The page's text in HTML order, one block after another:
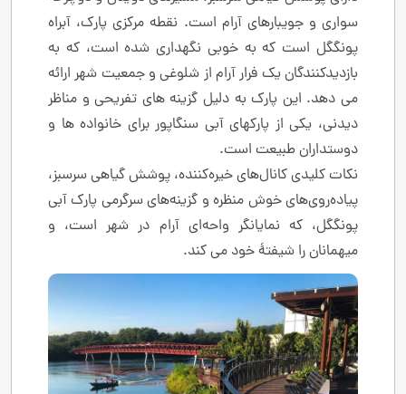
سواری و جویبارهای آرام است. نقطه مرکزی پارک، آبراه
پونگگل است که به خوبی نگهداری شده است، که به
بازدیدکنندگان یک فرار آرام از شلوغی و جمعیت شهر ارائه
می دهد. این پارک به دلیل گزینه های تفریحی و مناظر
دیدنی، یکی از پارکهای آبی سنگاپور برای خانواده ها و
دوستداران طبیعت است.
نکات کلیدی کانال‌های خیره‌کننده، پوشش گیاهی سرسبز،
پیاده‌روی‌های خوش منظره و گزینه‌های سرگرمی پارک آبی
پونگگل، که نمایانگر واحه‌ای آرام در شهر است، و
میهمانان را شیفتۀ خود می کند.